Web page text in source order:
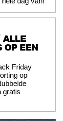
ALLE
OP EEN
Friday
op
gratis